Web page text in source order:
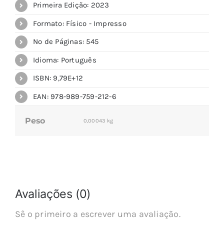
Primeira Edição: 2023
Formato: Físico - Impresso
Nº de Páginas: 545
Idioma: Português
ISBN: 9,79E+12
EAN: 978-989-759-212-6
Peso 0,00043 kg
Avaliações (0)
Sê o primeiro a escrever uma avaliação.